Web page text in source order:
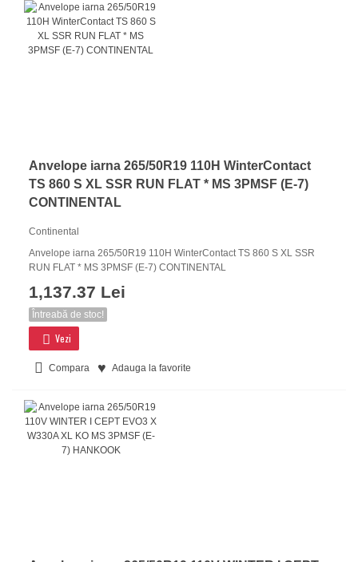
Anvelope iarna 265/50R19 110H WinterContact
TS 860 S XL SSR RUN FLAT * MS 3PMSF (E-7)
CONTINENTAL
Continental
Anvelope iarna 265/50R19 110H WinterContact TS 860 S XL SSR
RUN FLAT * MS 3PMSF (E-7) CONTINENTAL
1,137.37 Lei
Întreabă de stoc!
Vezi
Compara Adauga la favorite